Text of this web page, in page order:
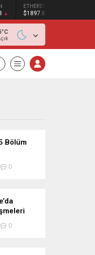
ETHEREUM
$1897.87
°C
Bölüm
0
0